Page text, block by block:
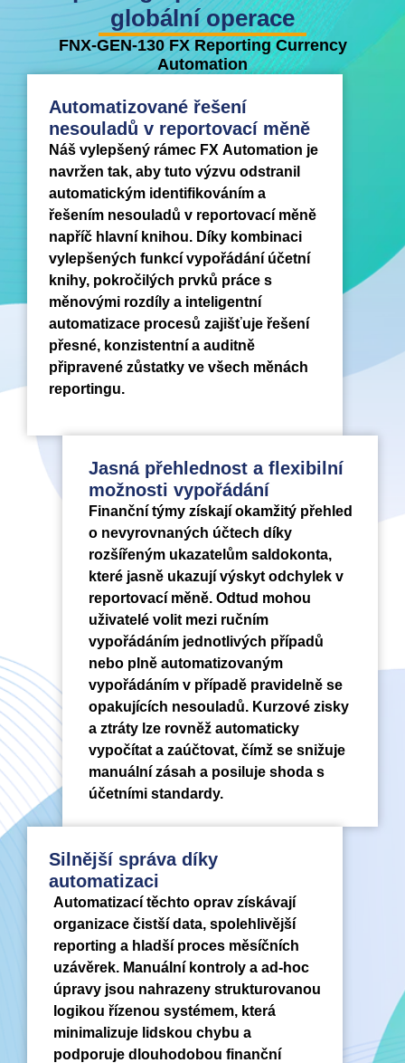
globální operace
FNX-GEN-130 FX Reporting Currency
Automation
Automatizované řešení
nesouladů v reportovací měně
Náš vylepšený rámec FX Automation je
navržen tak, aby tuto výzvu odstranil
automatickým identifikováním a
řešením nesouladů v reportovací měně
napříč hlavní knihou. Díky kombinaci
vylepšených funkcí vypořádání účetní
knihy, pokročilých prvků práce s
měnovými rozdíly a inteligentní
automatizace procesů zajišťuje řešení
přesné, konzistentní a auditně
připravené zůstatky ve všech měnách
reportingu.
Jasná přehlednost a flexibilní
možnosti vypořádání
Finanční týmy získají okamžitý přehled
o nevyrovnaných účtech díky
rozšířeným ukazatelům saldokonta,
které jasně ukazují výskyt odchylek v
reportovací měně. Odtud mohou
uživatelé volit mezi ručním
vypořádáním jednotlivých případů
nebo plně automatizovaným
vypořádáním v případě pravidelně se
opakujících nesouladů. Kurzové zisky
a ztráty lze rovněž automaticky
vypočítat a zaúčtovat, čímž se snižuje
manuální zásah a posiluje shoda s
účetními standardy.
Silnější správa díky
automatizaci
Automatizací těchto oprav získávají
organizace čistší data, spolehlivější
reporting a hladší proces měsíčních
uzávěrek. Manuální kontroly a ad-hoc
úpravy jsou nahrazeny strukturovanou
logikou řízenou systémem, která
minimalizuje lidskou chybu a
podporuje dlouhodobou finanční